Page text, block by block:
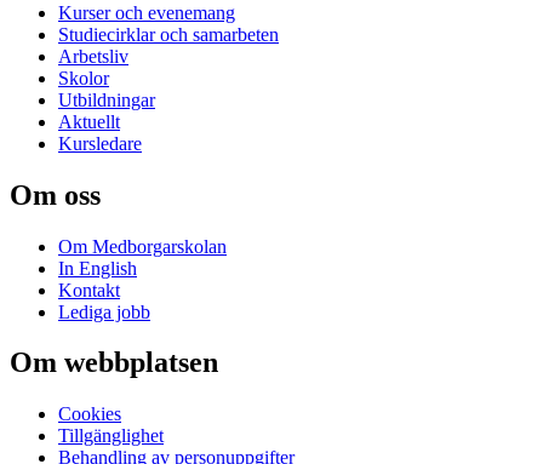
Kurser och evenemang
Studiecirklar och samarbeten
Arbetsliv
Skolor
Utbildningar
Aktuellt
Kursledare
Om oss
Om Medborgarskolan
In English
Kontakt
Lediga jobb
Om webbplatsen
Cookies
Tillgänglighet
Behandling av personuppgifter